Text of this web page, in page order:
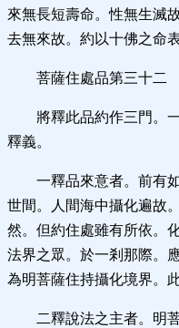
來無長短壽命。性無生滅
去無來故。約以十佛之命
菩薩住處品第三十二
將釋此品約作三門。
釋義。
一釋品來意者。前有
世間。人間海中攝化遍故
然。但約住處雖有所依。
法界之眾。於一剎那際。
為明菩薩住持攝化境界。
二釋說法之主者。明